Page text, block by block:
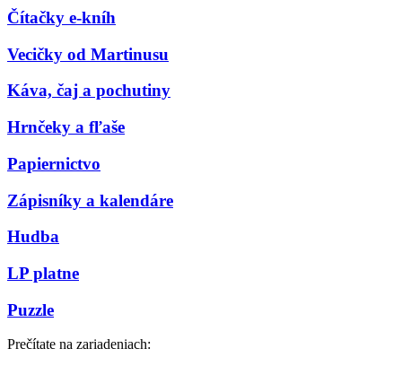
Čítačky e-kníh
Vecičky od Martinusu
Káva, čaj a pochutiny
Hrnčeky a fľaše
Papiernictvo
Zápisníky a kalendáre
Hudba
LP platne
Puzzle
Prečítate na zariadeniach: